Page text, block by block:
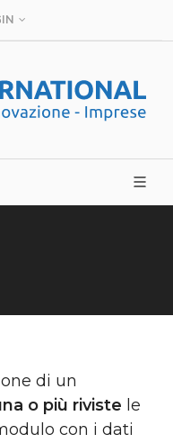
di un
o più riviste le
con i dati